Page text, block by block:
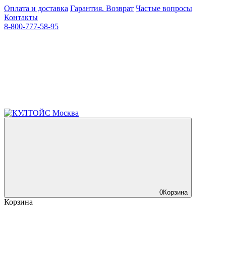
Оплата и доставка Гарантия. Возврат Частые вопросы
Контакты
8-800-777-58-95
0Корзина
Корзина